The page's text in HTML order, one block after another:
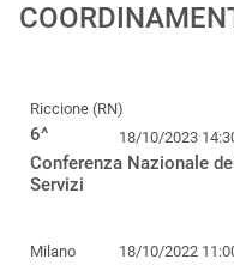
Riccione (RN)
18/10/2023
6^
Conferenza Nazionale
Servizi
Milano 18/10/2022